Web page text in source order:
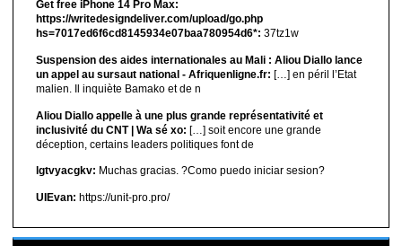
Get free iPhone 14 Pro Max:
https://writedesigndeliver.com/upload/go.php
hs=7017ed6f6cd8145934e07baa780954d6*: 37tz1w
Suspension des aides internationales au Mali : Aliou Diallo lance
un appel au sursaut national - Afriquenligne.fr: […] en péril l’Etat
malien. Il inquiète Bamako et de n
Aliou Diallo appelle à une plus grande représentativité et
inclusivité du CNT | Wa sé xo: […] soit encore une grande
déception, certains leaders politiques font de
lgtvyacgkv: Muchas gracias. ?Como puedo iniciar sesion?
UIEvan: https://unit-pro.pro/